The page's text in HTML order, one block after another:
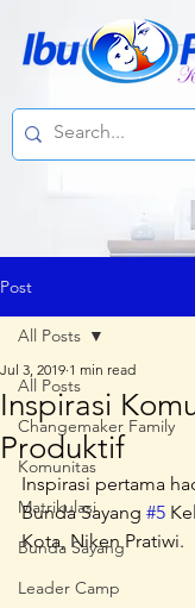
Post
All Posts
Changemaker Family
Komunitas
Matrikulasi
Bunda Sayang
Leader Camp
All Posts
Inspirasi
Produktif
Jul 3, 2019 1 min read
Inspirasi pertama
Bunda Sayang #5
Kota, Niken Pratiwi.